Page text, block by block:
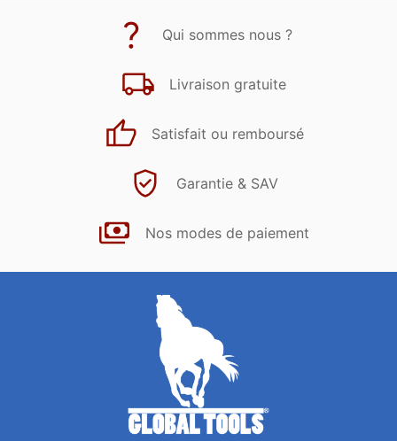
Qui sommes nous ?
Livraison gratuite
Satisfait ou remboursé
Garantie & SAV
Nos modes de paiement